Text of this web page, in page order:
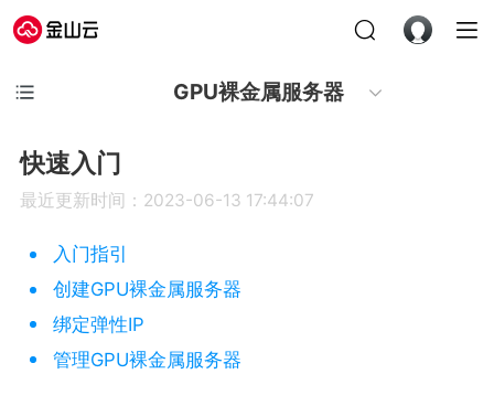
GPU裸金属服务器
快速入门
最近更新时间：2023-06-13 17:44:07
入门指引
创建GPU裸金属服务器
绑定弹性IP
管理GPU裸金属服务器